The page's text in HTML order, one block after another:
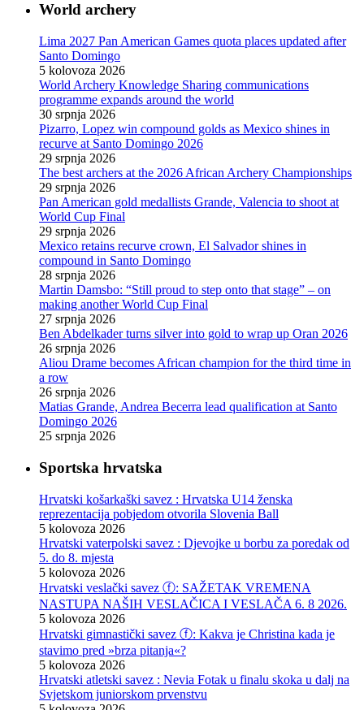
World archery
Lima 2027 Pan American Games quota places updated after
Santo Domingo
5 kolovoza 2026
World Archery Knowledge Sharing communications
programme expands around the world
30 srpnja 2026
Pizarro, Lopez win compound golds as Mexico shines in
recurve at Santo Domingo 2026
29 srpnja 2026
The best archers at the 2026 African Archery Championships
29 srpnja 2026
Pan American gold medallists Grande, Valencia to shoot at
World Cup Final
29 srpnja 2026
Mexico retains recurve crown, El Salvador shines in
compound in Santo Domingo
28 srpnja 2026
Martin Damsbo: “Still proud to step onto that stage” – on
making another World Cup Final
27 srpnja 2026
Ben Abdelkader turns silver into gold to wrap up Oran 2026
26 srpnja 2026
Aliou Drame becomes African champion for the third time in
a row
26 srpnja 2026
Matias Grande, Andrea Becerra lead qualification at Santo
Domingo 2026
25 srpnja 2026
Sportska hrvatska
Hrvatski košarkaški savez : Hrvatska U14 ženska
reprezentacija pobjedom otvorila Slovenia Ball
5 kolovoza 2026
Hrvatski vaterpolski savez : Djevojke u borbu za poredak od
5. do 8. mjesta
5 kolovoza 2026
Hrvatski veslački savez ⓕ: SAŽETAK VREMENA
NASTUPA NAŠIH VESLAČICA I VESLAČA 6. 8 2026.
5 kolovoza 2026
Hrvatski gimnastički savez ⓕ: Kakva je Christina kada je
stavimo pred »brza pitanja«?
5 kolovoza 2026
Hrvatski atletski savez : Nevia Fotak u finalu skoka u dalj na
Svjetskom juniorskom prvenstvu